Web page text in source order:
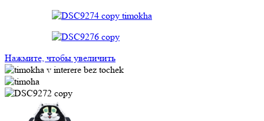
Нажмите, чтобы увеличить